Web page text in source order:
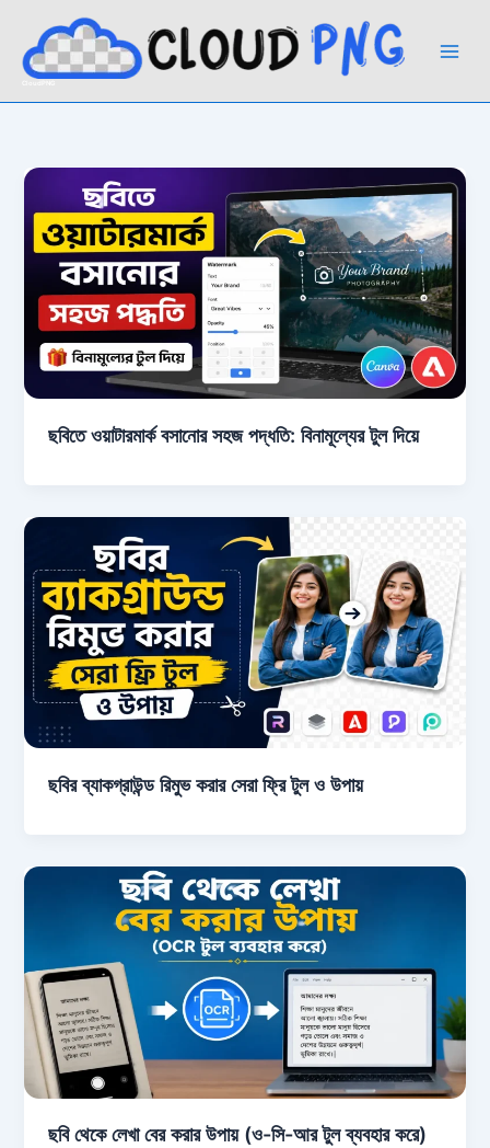
content
ছবিতে ওয়াটারমার্ক বসানোর সহজ পদ্ধতি: বিনামূল্যের টুল দিয়ে
ছবির ব্যাকগ্রাউন্ড রিমুভ করার সেরা ফ্রি টুল ও উপায়
ছবি থেকে লেখা বের করার উপায় (ও-সি-আর টুল ব্যবহার করে)